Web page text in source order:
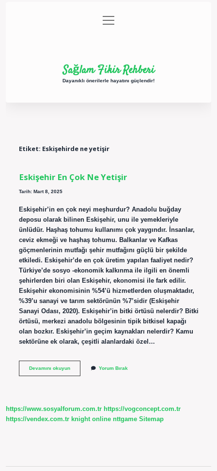
Gizlilik Politikası
menüyü
aç
Sağlam Fikir Rehberi
Dayanıklı önerilerle hayatını güçlendir!
Etiket: Eskişehirde ne yetişir
Eskişehir En Çok Ne Yetişir
Tarih: Mart 8, 2025
Eskişehir’in en çok neyi meşhurdur? Anadolu buğday
deposu olarak bilinen Eskişehir, unu ile yemekleriyle
ünlüdür. Haşhaş tohumu kullanımı çok yaygındır. İnsanlar,
ceviz ekmeği ve haşhaş tohumu. Balkanlar ve Kafkas
göçmenlerinin mutfağı şehir mutfağını güçlü bir şekilde
etkiledi. Eskişehir’de en çok üretim yapılan faaliyet nedir?
Türkiye’de sosyo -ekonomik kalkınma ile ilgili en önemli
şehirlerden biri olan Eskişehir, ekonomisi ile fark edilir.
Eskişehir ekonomisinin %54’ü hizmetlerden oluşmaktadır,
%39’u sanayi ve tarım sektörünün %7’sidir (Eskişehir
Sanayi Odası, 2020). Eskişehir’in bitki örtüsü nelerdir? Bitki
örtüsü, merkezi anadolu bölgesinin tipik bitkisel kapağı
olan bozkır. Eskişehir’in geçim kaynakları nelerdir? Kamu
sektörüne ek olarak, çeşitli alanlardaki özel…
Devamını okuyunEskişehir
Yorum Bırak
https://www.sosyalforum.com.tr https://vogconcept.com.tr
https://vendex.com.tr knight online nttgame Sitemap